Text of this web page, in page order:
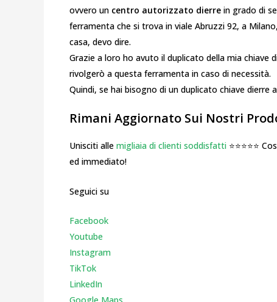
ovvero un centro autorizzato dierre in grado di
ferramenta che si trova in viale Abruzzi 92, a
casa, devo dire.
Grazie a loro ho avuto il duplicato della mia
rivolgerò a questa ferramenta in caso di necessità.
Quindi, se hai bisogno di un duplicato chiave
Rimani Aggiornato Sui Nostri
Unisciti alle migliaia di clienti soddisfatti ⭐⭐⭐⭐⭐
ed immediato!
Seguici su
Facebook
Youtube
Instagram
TikTok
LinkedIn